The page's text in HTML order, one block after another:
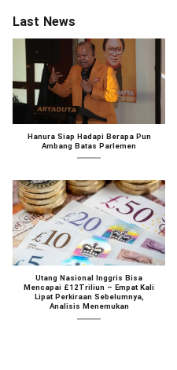
Last News
Hanura Siap Hadapi Berapa Pun
Ambang Batas Parlemen
Utang Nasional Inggris Bisa
Mencapai £12Triliun – Empat Kali
Lipat Perkiraan Sebelumnya,
Analisis Menemukan